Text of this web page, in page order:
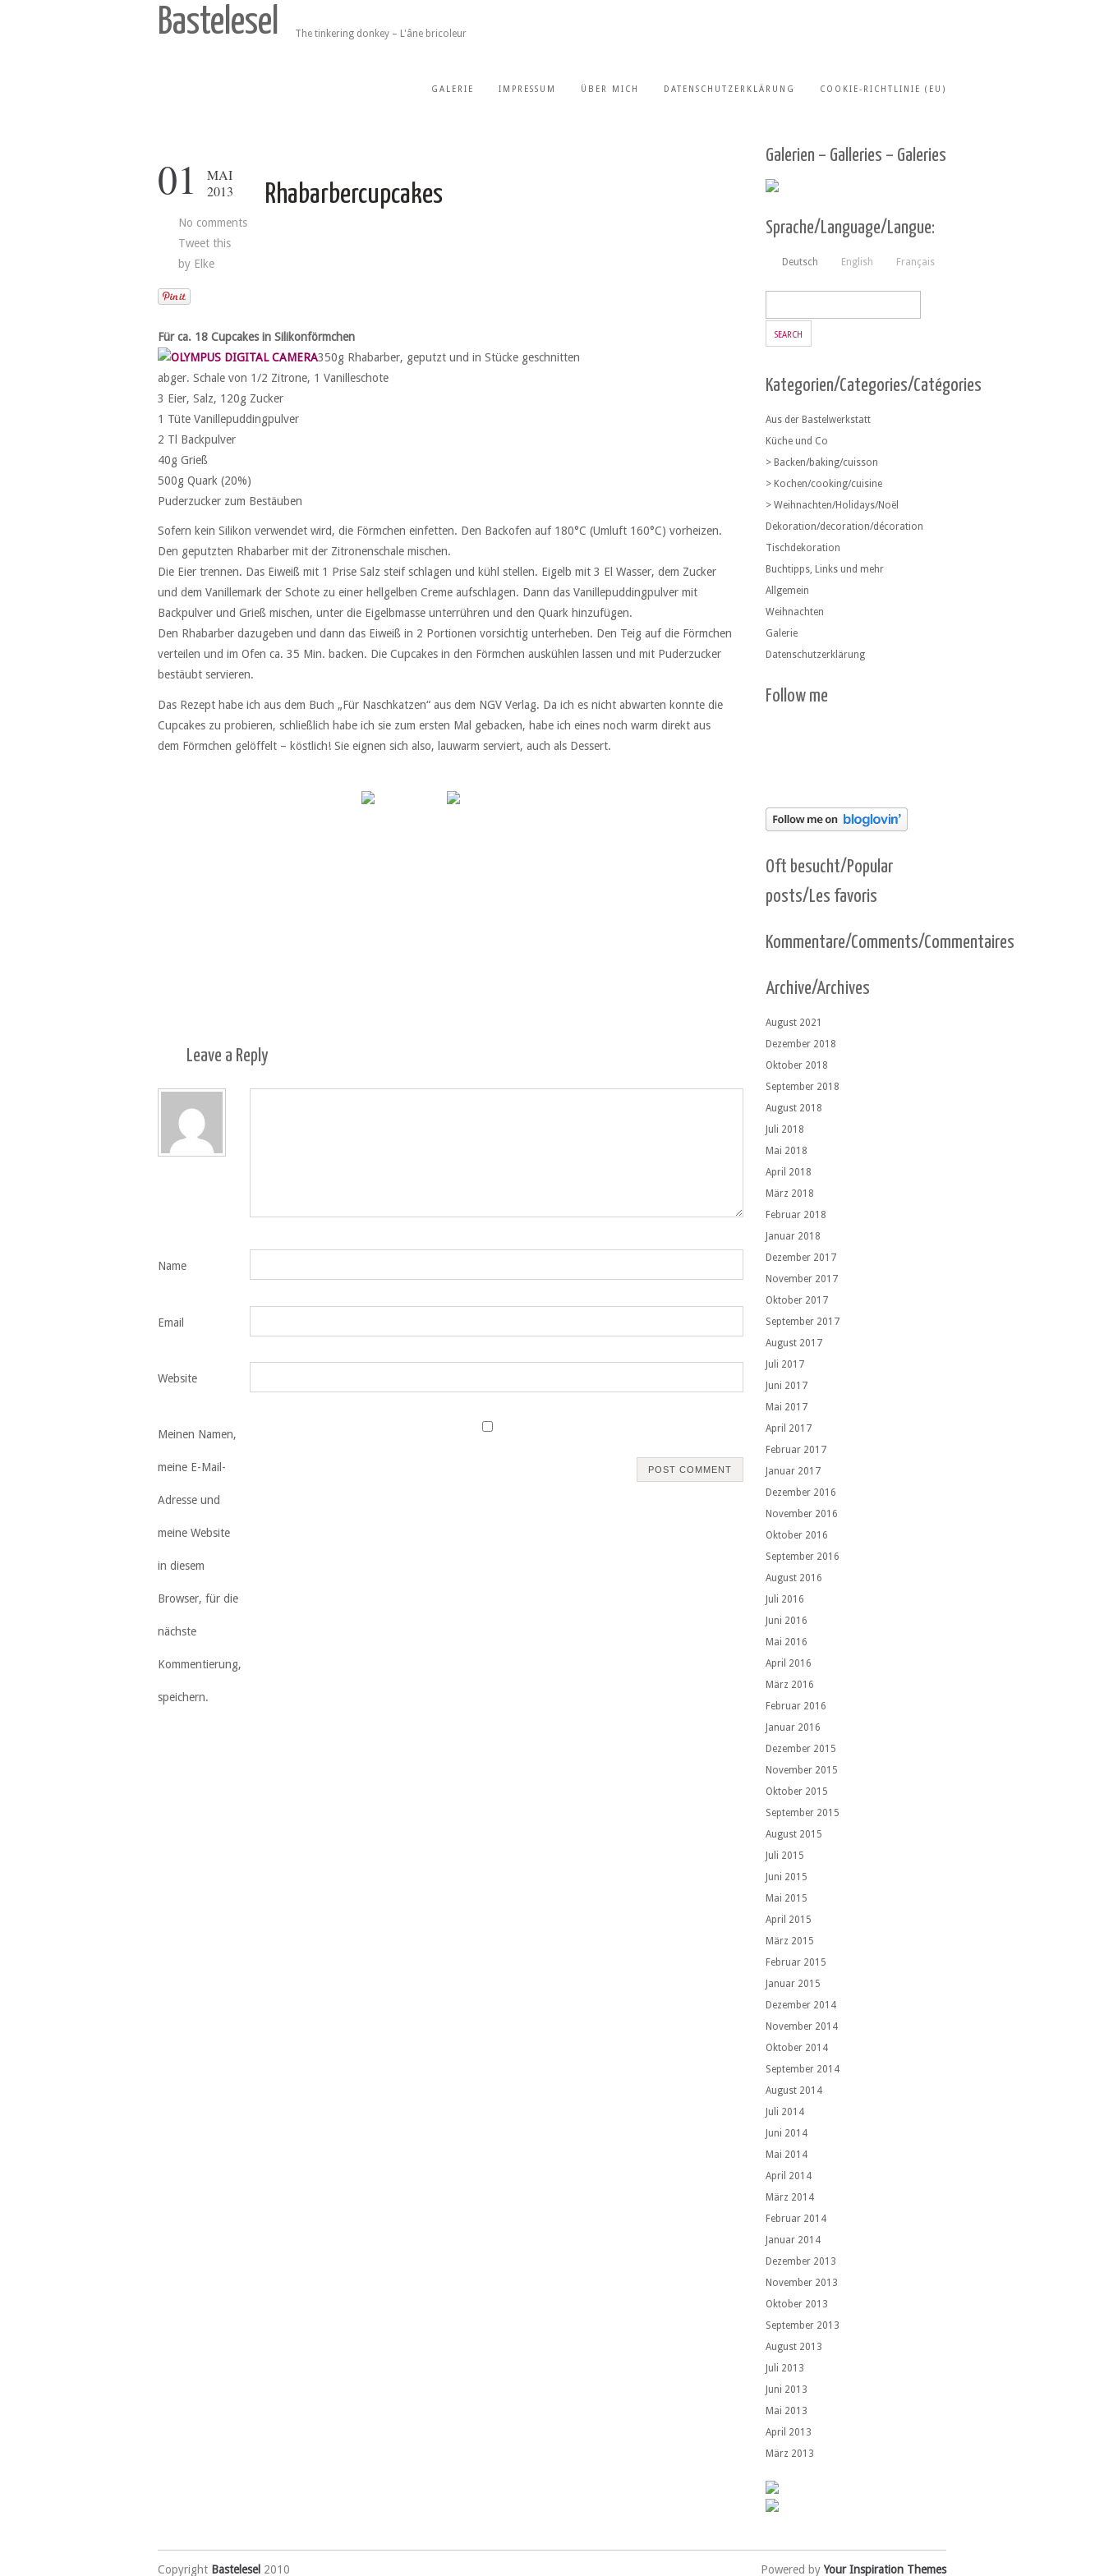
Bastelesel The tinkering donkey – L'âne bricoleur
GALERIE IMPRESSUM ÜBER MICH DATENSCHUTZERKLÄRUNG COOKIE-RICHTLINIE (EU)
01
MAI
2013
No comments
Tweet this
by Elke
Rhabarbercupcakes
Für ca. 18 Cupcakes in Silikonförmchen
350g Rhabarber, geputzt und in Stücke geschnitten
abger. Schale von 1/2 Zitrone, 1 Vanilleschote
3 Eier, Salz, 120g Zucker
1 Tüte Vanillepuddingpulver
2 Tl Backpulver
40g Grieß
500g Quark (20%)
Puderzucker zum Bestäuben
Sofern kein Silikon verwendet wird, die Förmchen einfetten. Den Backofen auf 180°C (Umluft 160°C) vorheizen.
Den geputzten Rhabarber mit der Zitronenschale mischen.
Die Eier trennen. Das Eiweiß mit 1 Prise Salz steif schlagen und kühl stellen. Eigelb mit 3 El Wasser, dem Zucker
und dem Vanillemark der Schote zu einer hellgelben Creme aufschlagen. Dann das Vanillepuddingpulver mit
Backpulver und Grieß mischen, unter die Eigelbmasse unterrühren und den Quark hinzufügen.
Den Rhabarber dazugeben und dann das Eiweiß in 2 Portionen vorsichtig unterheben. Den Teig auf die Förmchen
verteilen und im Ofen ca. 35 Min. backen. Die Cupcakes in den Förmchen auskühlen lassen und mit Puderzucker
bestäubt servieren.
Das Rezept habe ich aus dem Buch „Für Naschkatzen“ aus dem NGV Verlag. Da ich es nicht abwarten konnte die
Cupcakes zu probieren, schließlich habe ich sie zum ersten Mal gebacken, habe ich eines noch warm direkt aus
dem Förmchen gelöffelt – köstlich! Sie eignen sich also, lauwarm serviert, auch als Dessert.
Leave a Reply
Name
Email
Website
Meinen Namen,
meine E-Mail-
Adresse und
meine Website
in diesem
Browser, für die
nächste
Kommentierung,
speichern.
Galerien – Galleries – Galeries
Sprache/Language/Langue:
Deutsch English Français
Kategorien/Categories/Catégories
Aus der Bastelwerkstatt
Küche und Co
> Backen/baking/cuisson
> Kochen/cooking/cuisine
> Weihnachten/Holidays/Noël
Dekoration/decoration/décoration
Tischdekoration
Buchtipps, Links und mehr
Allgemein
Weihnachten
Galerie
Datenschutzerklärung
Follow me
Oft besucht/Popular
posts/Les favoris
Kommentare/Comments/Commentaires
Archive/Archives
August 2021
Dezember 2018
Oktober 2018
September 2018
August 2018
Juli 2018
Mai 2018
April 2018
März 2018
Februar 2018
Januar 2018
Dezember 2017
November 2017
Oktober 2017
September 2017
August 2017
Juli 2017
Juni 2017
Mai 2017
April 2017
Februar 2017
Januar 2017
Dezember 2016
November 2016
Oktober 2016
September 2016
August 2016
Juli 2016
Juni 2016
Mai 2016
April 2016
März 2016
Februar 2016
Januar 2016
Dezember 2015
November 2015
Oktober 2015
September 2015
August 2015
Juli 2015
Juni 2015
Mai 2015
April 2015
März 2015
Februar 2015
Januar 2015
Dezember 2014
November 2014
Oktober 2014
September 2014
August 2014
Juli 2014
Juni 2014
Mai 2014
April 2014
März 2014
Februar 2014
Januar 2014
Dezember 2013
November 2013
Oktober 2013
September 2013
August 2013
Juli 2013
Juni 2013
Mai 2013
April 2013
März 2013
Copyright Bastelesel 2010 Powered byYour Inspiration Themes